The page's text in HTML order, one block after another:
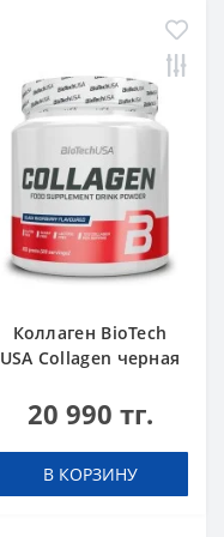
Коллаген BioTech
USA Collagen черная
20 990 тг.
В КОРЗИНУ